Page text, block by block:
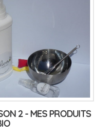
2 - MES PRODUITS